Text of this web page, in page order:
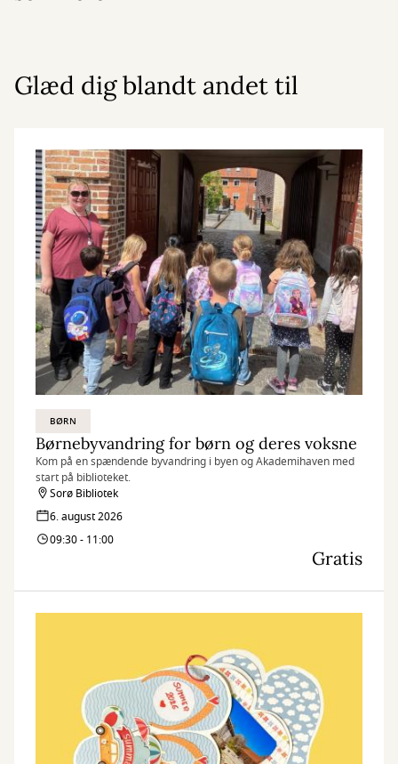
Glæd dig blandt andet til
BØRN
Børnebyvandring for børn og deres voksne
Kom på en spændende byvandring i byen og Akademihaven med
start på biblioteket.
Sorø Bibliotek
6. august 2026
09:30 - 11:00
Gratis